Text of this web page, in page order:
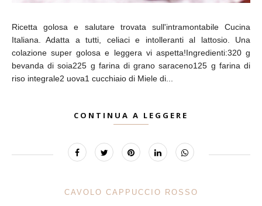
Ricetta golosa e salutare trovata sull'intramontabile Cucina
Italiana. Adatta a tutti, celiaci e intolleranti al lattosio. Una
colazione super golosa e leggera vi aspetta!Ingredienti:320 g
bevanda di soia225 g farina di grano saraceno125 g farina di
riso integrale2 uova1 cucchiaio di Miele di...
CONTINUA A LEGGERE
CAVOLO CAPPUCCIO ROSSO